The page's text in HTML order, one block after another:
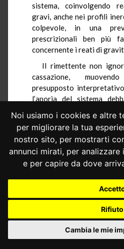
Noi usiamo i cookies e altre
per migliorare la tua
nostro sito, per mostrarti
annunci mirati, per
e per capire da dove
Rifiuto
Cambia le mie
sistema, coinvolgendo
gravi, anche nei profili
colpevole, in una
prescrizionali ben più
concernente i reati di
Il rimettente non
cassazione,
presupposto
l’aporia del sistema
prescrizionale più
espressamente
Egli ritiene però che
impongano, al contrario,
termine a tutti i reati di
manipolazione che
peggiorativo violerebbe
materia penale. D’altra
estendesse i termini
congrua, per gli illeciti in
li parificasse ai termini